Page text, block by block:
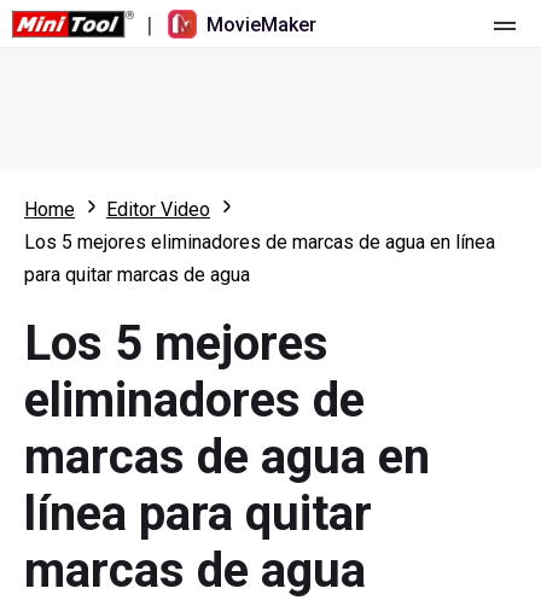
| MovieMaker
Novedades
Edición multipista
Relación de aspecto
Velocidad/Marcha atrás
Recortar/Dividir/Cortar
Efectos de audio
Recursos
Trucos para editar vídeo
Grabador de pantalla
Convertidor de vídeo
Descargador de vídeos online
Home
Editor Video
Los 5 mejores eliminadores de marcas de agua en línea
para quitar marcas de agua
Los 5 mejores
eliminadores de
marcas de agua en
línea para quitar
marcas de agua